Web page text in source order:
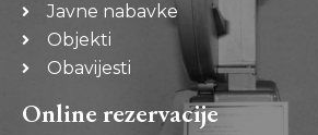
Javne nabavke
Objekti
Obavijesti
Online rezervacije